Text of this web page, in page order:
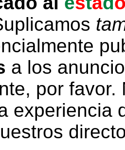
a los
por
experiencia